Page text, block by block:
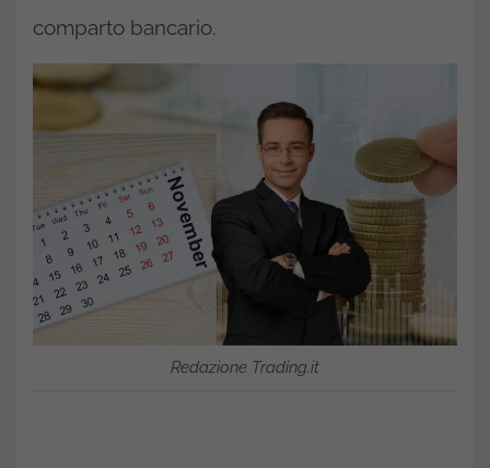
comparto bancario.
Redazione Trading.it